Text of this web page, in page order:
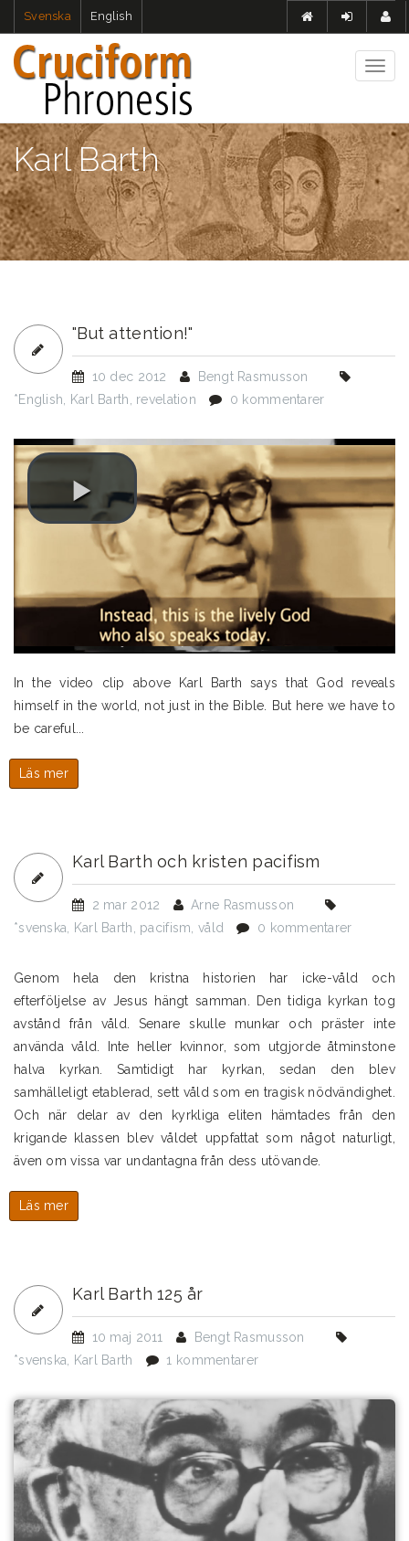
Hoppa
till
huvudinnehåll
Svenska English
Karl Barth
"But attention!"
10 dec 2012
Bengt Rasmusson
*English
Karl Barth revelation 0 kommentarer
In the video clip above Karl Barth says that God reveals
himself in the world, not just in the Bible. But here we have to
be careful...
Läs merom
"But
Karl Barth och kristen pacifism
2 mar 2012
Arne Rasmusson
*svenska
Karl Barth pacifism våld 0 kommentarer
Genom hela den kristna historien har icke-våld och
efterföljelse av Jesus hängt samman. Den tidiga kyrkan tog
avstånd från våld. Senare skulle munkar och präster inte
använda våld. Inte heller kvinnor, som utgjorde åtminstone
halva kyrkan. Samtidigt har kyrkan, sedan den blev
samhälleligt etablerad, sett våld som en tragisk nödvändighet.
Och när delar av den kyrkliga eliten hämtades från den
krigande klassen blev våldet uppfattat som något naturligt,
även om vissa var undantagna från dess utövande.
Läs merom
Karl
pacifism
Karl Barth 125 år
10 maj 2011
Bengt Rasmusson
*svenska
Karl Barth 1 kommentarer